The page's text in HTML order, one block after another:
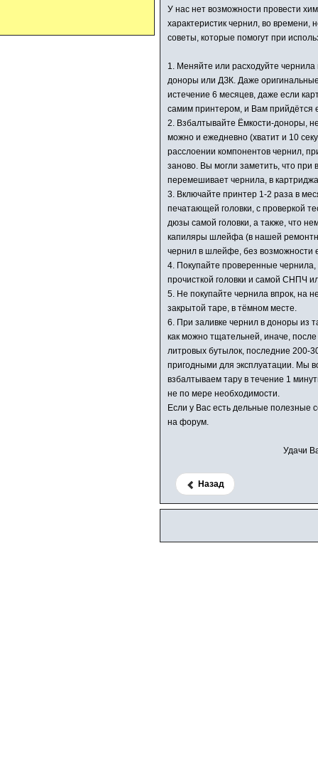
У нас нет возможности провести
характеристик чернил, во
советы, которые помогут при
1. Меняйте или расходуйте
доноры или ДЗК. Даже
истечение 6 месяцев, даже если
самим принтером, и Вам прийдётся
2. Взбалтывайте Ёмкости-доноры,
можно и ежедневно (хватит и 10
расслоении компонентов чернил,
заново. Вы могли заметить, что при
перемешивает чернила, в
3. Включайте принтер 1-2 раза в
печатающей головки, с проверкой
дюзы самой головки, а также, что
капиляры шлейфа (в нашей
чернил в шлейфе, без возможности
4. Покупайте проверенные
прочисткой головки и самой СНПЧ
5. Не покупайте чернила впрок, на
закрытой таре, в тёмном месте.
6. При заливке чернил в доноры из
как можно тщательней, иначе,
литровых бутылок, последние 200-
пригодными для эксплуатации. Мы
взбалтываем тару в течение 1
не по мере необходимости.
Если у Вас есть дельные полезные
на форум.
Удачи
Назад